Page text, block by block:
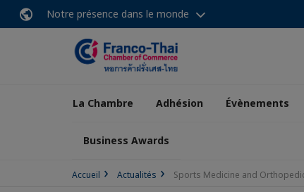
Notre présence dans le monde
La Chambre Adhésion Évènements
Business Awards
Accueil Actualités Sports Medicine and